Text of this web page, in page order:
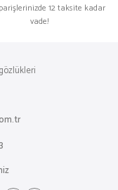
12 taksite kadar
vade!